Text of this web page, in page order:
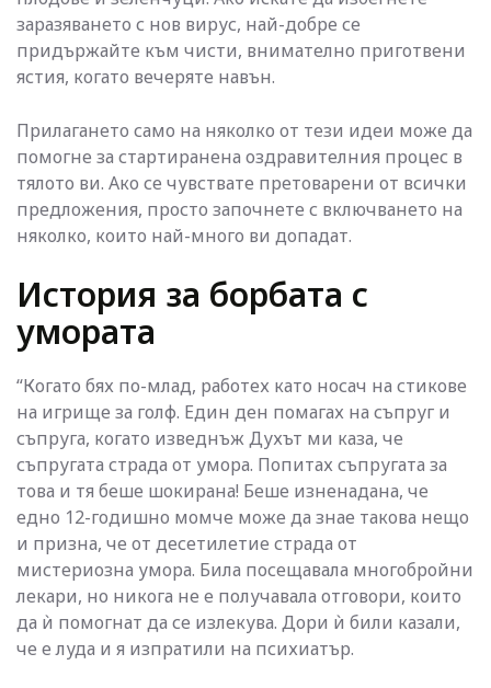
заразяването с нов вирус, най-добре се
придържайте към чисти, внимателно приготвени
ястия, когато вечеряте навън.
Прилагането само на няколко от тези идеи може да
помогне за стартиранена оздравителния процес в
тялото ви. Ако се чувствате претоварени от всички
предложения, просто започнете с включването на
няколко, които най-много ви допадат.
История за борбата с
умората
“Когато бях по-млад, работех като носач на стикове
на игрище за голф. Един ден помагах на съпруг и
съпруга, когато изведнъж Духът ми каза, че
съпругата страда от умора. Попитах съпругата за
това и тя беше шокирана! Беше изненадана, че
едно 12-годишно момче може да знае такова нещо
и призна, че от десетилетие страда от
мистериозна умора. Била посещавала многобройни
лекари, но никога не е получавала отговори, които
да ѝ помогнат да се излекува. Дори ѝ били казали,
че е луда и я изпратили на психиатър.